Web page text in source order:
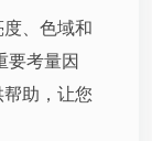
、色域和
要考量因
助，让您